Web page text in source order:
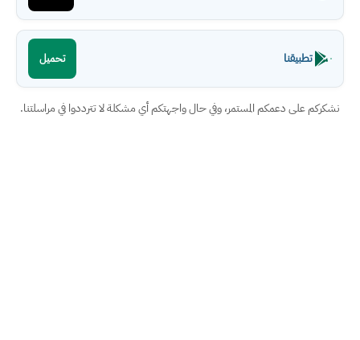
تطبيقنا تحميل
نشكركم على دعمكم المستمر، وفي حال واجهتكم أي مشكلة لا تترددوا في مراسلتنا.